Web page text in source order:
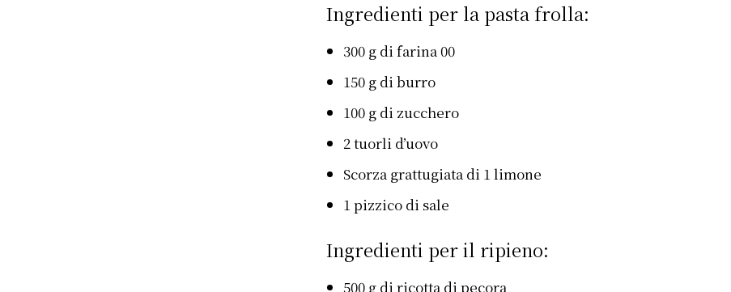
Ingredienti per la pasta frolla:
300 g di farina 00
150 g di burro
100 g di zucchero
2 tuorli d’uovo
Scorza grattugiata di 1 limone
1 pizzico di sale
Ingredienti per il ripieno:
500 g di ricotta di pecora